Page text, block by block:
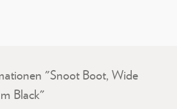
"Snoot Boot, Wide
Black"